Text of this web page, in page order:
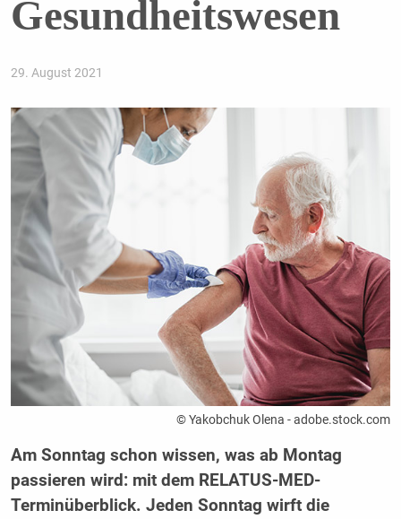
Gesundheitswesen
29. August 2021
© Yakobchuk Olena - adobe.stock.com
Am Sonntag schon wissen, was ab Montag
passieren wird: mit dem RELATUS-MED-
Terminüberblick. Jeden Sonntag wirft die